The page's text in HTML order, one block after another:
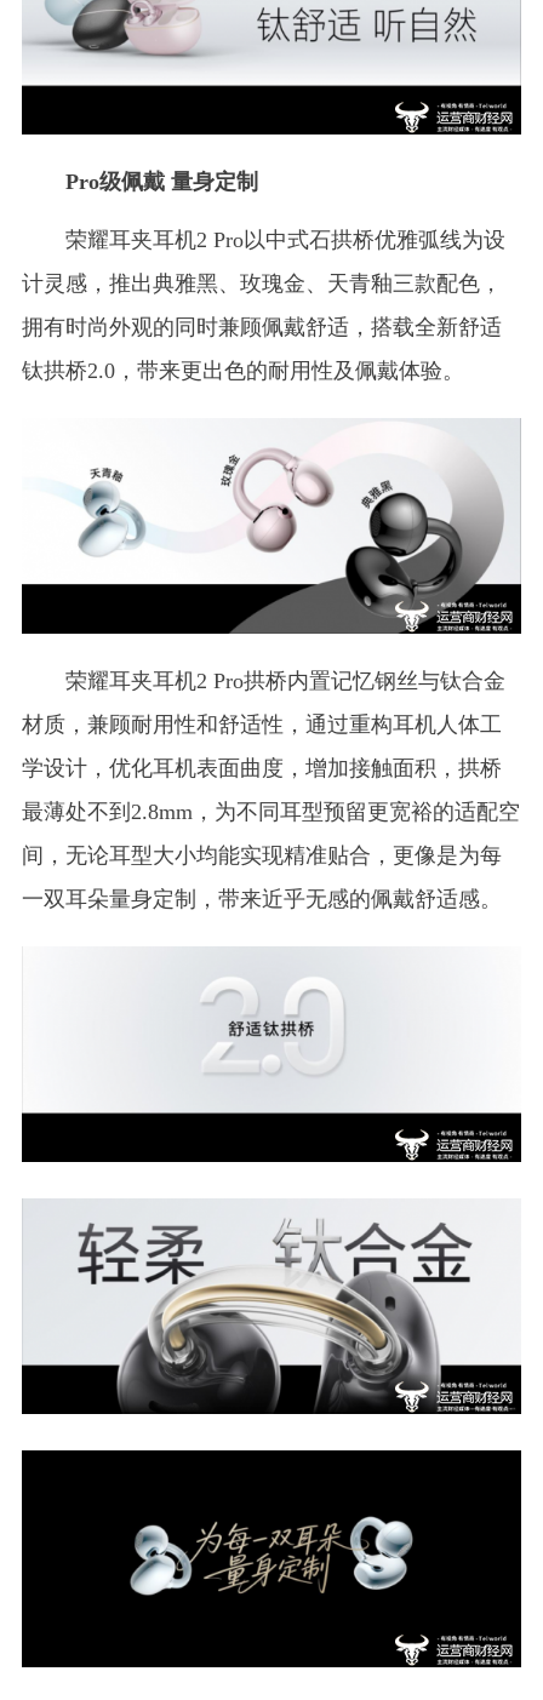
Pro级佩戴 量身定制
荣耀耳夹耳机2 Pro以中式石拱桥优雅弧线为设
计灵感，推出典雅黑、玫瑰金、天青釉三款配色，
拥有时尚外观的同时兼顾佩戴舒适，搭载全新舒适
钛拱桥2.0，带来更出色的耐用性及佩戴体验。
荣耀耳夹耳机2 Pro拱桥内置记忆钢丝与钛合金
材质，兼顾耐用性和舒适性，通过重构耳机人体工
学设计，优化耳机表面曲度，增加接触面积，拱桥
最薄处不到2.8mm，为不同耳型预留更宽裕的适配空
间，无论耳型大小均能实现精准贴合，更像是为每
一双耳朵量身定制，带来近乎无感的佩戴舒适感。